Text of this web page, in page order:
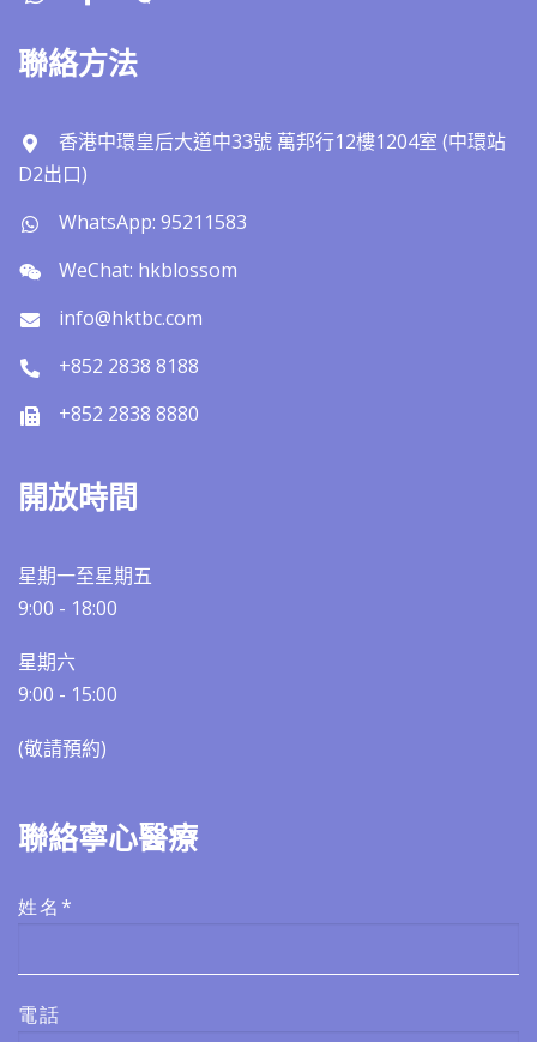
聯絡方法
香港中環皇后大道中33號 萬邦行12樓1204室 (中環站
D2出口)
WhatsApp: 95211583
WeChat: hkblossom
info@hktbc.com
+852 2838 8188
+852 2838 8880
開放時間
星期一至星期五
9:00 - 18:00
星期六
9:00 - 15:00
(敬請預約)​​
聯絡寧心醫療
姓名*
電話